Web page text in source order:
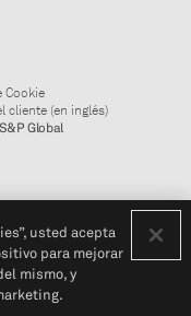
Cookie
cliente (en inglés)
Global
usted acepta
para mejorar
mismo, y